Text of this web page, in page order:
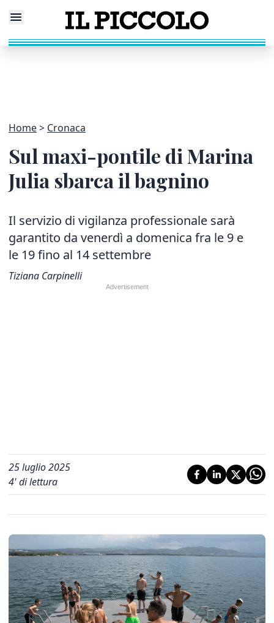
Home Cronaca
Sul maxi-pontile di Marina
Julia sbarca il bagnino
Il servizio di vigilanza professionale sarà
garantito da venerdì a domenica fra le 9 e
le 19 fino al 14 settembre
Tiziana Carpinelli
25 luglio 2025
4' di lettura